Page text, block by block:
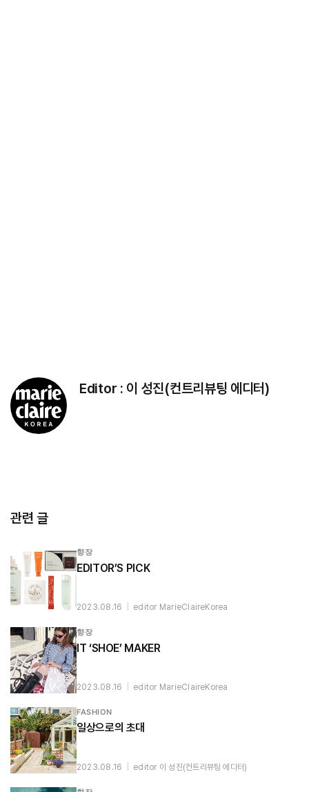
Editor : 이 성진(컨트리뷰팅 에디터)
관련 글
향장
EDITOR’S PICK
2023.08.16 editor MarieClaireKorea
향장
IT ‘SHOE’ MAKER
2023.08.16 editor MarieClaireKorea
FASHION
일상으로의 초대
2023.08.16 editor 이 성진(컨트리뷰팅 에디터)